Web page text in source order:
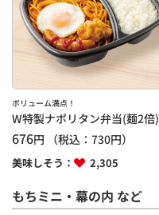
ボリューム満点！
W特製ナポリタン弁当(麺2倍)
676円 （税込： 730円）
美味しそう： 2,305
もちミニ・幕の内 など